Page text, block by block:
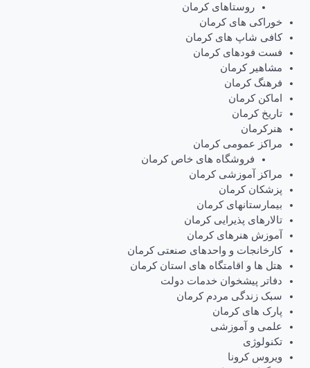
روستاهای کرمان
خوراکی های کرمان
کافی شاپ های کرمان
فست فودهای کرمان
مشاهیر کرمان
فرهنگ کرمان
اماکن کرمان
تاریخ کرمان
هنرکرمان
مراکز عمومی کرمان
فروشگاه های خاص کرمان
مراکز آموزشی کرمان
پزشکان کرمان
بیمارستانهای کرمان
تالارهای پذیرایی کرمان
آموزش هنرهای کرمان
کارخانجات و واحدهای صنعتی کرمان
هتل ها و اقامتگاه های استان کرمان
دفاتر پیشخوان خدمات دولت
سبک زندگی مردم کرمان
پارک های کرمان
علمی و آموزشی
تکنولوژی
ویروس کرونا